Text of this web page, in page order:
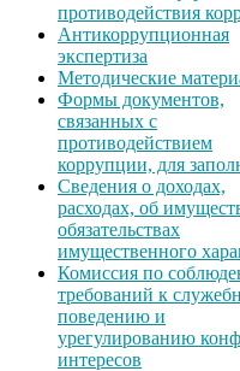
противодействия
Антикоррупционная
экспертиза
Методические
Формы документов,
связанных с
противодействием
коррупции, для
Сведения о доходах,
расходах, об
обязательствах
имущественного
Комиссия по
требований к
поведению и
урегулированию
интересов